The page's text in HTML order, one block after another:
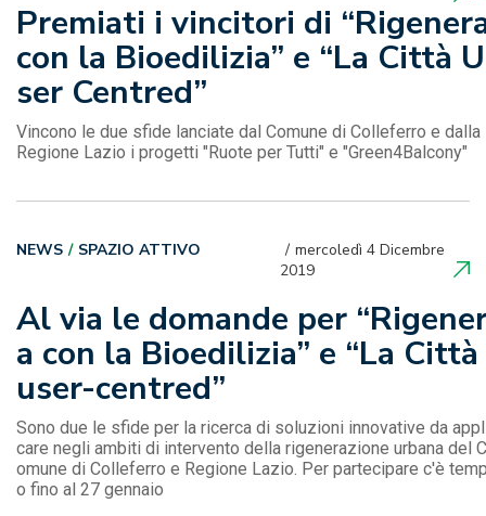
Premiati i vincitori di
con la Bioedilizia” e “La Città U
ser Centred”
Vincono le due sfide lanciate dal Comune di Colleferro e dalla
Regione Lazio i progetti "Ruote per Tutti" e "Green4Balcony"
Al via le domande per
a con la Bioedilizia” e “La Città
user-centred”
mercoledì 4 Dicembre
2019
NEWS SPAZIO ATTIVO
Sono due le sfide per la ricerca di soluzioni innovative da
care negli ambiti di intervento della rigenerazione urbana del C
omune di Colleferro e Regione Lazio. Per partecipare c'è
o fino al 27 gennaio